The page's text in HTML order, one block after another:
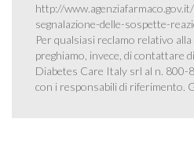
http://
segnalazione-delle-sospette-
Per qualsiasi reclamo relativo
preghiamo, invece, di contattare
Diabetes Care Italy srl al n. 800-
con i responsabili di riferimento.